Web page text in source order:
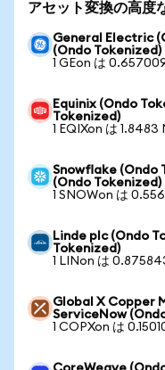
アセット変換の高度
General Electric
(Ondo Tokenized)
1 GEon は
Equinix (Ondo
Tokenized)
1 EQIXon は 1.8483
Snowflake (Ondo
(Ondo Tokenized)
1 SNOWon は
Linde plc (Ondo
Tokenized)
1 LINon は
Global X Copper
ServiceNow
1 COPXon は